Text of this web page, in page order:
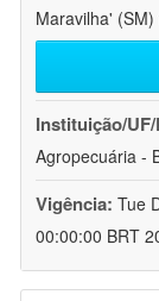
Maravilha' (SM)
Instituição/
Agropecuária -
Vigência: Tue
00:00:00 BRT